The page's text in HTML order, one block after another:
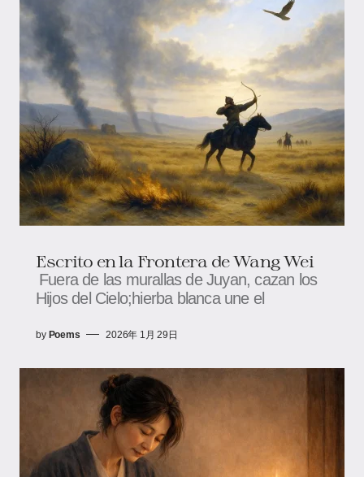
Escrito en la Frontera de Wang Wei
Fuera de las murallas de Juyan, cazan los
Hijos del Cielo;hierba blanca une el
by Poems 2026年 1月 29日